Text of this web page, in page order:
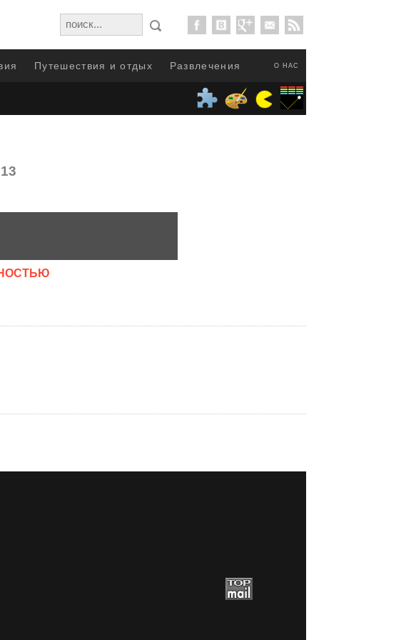
О НАС
Путешествия и отдых Развлечения